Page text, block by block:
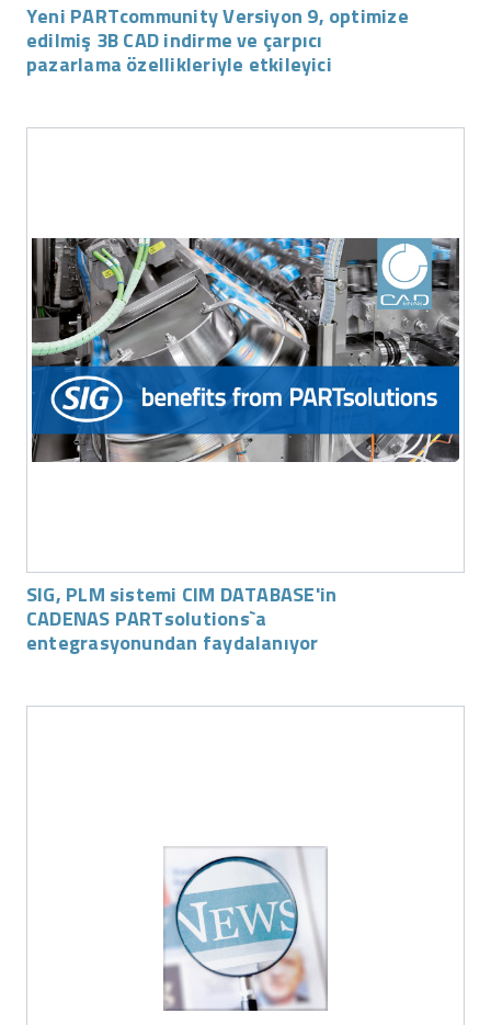
Yeni PARTcommunity Versiyon 9, optimize
edilmiş 3B CAD indirme ve çarpıcı
pazarlama özellikleriyle etkileyici
SIG, PLM sistemi CIM DATABASE'in
CADENAS PARTsolutions`a
entegrasyonundan faydalanıyor